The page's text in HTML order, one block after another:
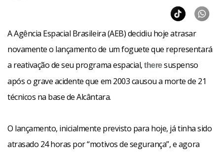
A Agência Espacial Brasileira (AEB) decidiu hoje atrasar
novamente o lançamento de um foguete que representará
a reativação de seu programa espacial,theresuspenso
após o grave acidente que em 2003 causou a morte de 21
técnicos na base de Alcântara.
O lançamento, inicialmente previsto para hoje, já tinha sido
atrasado 24 horas por “motivos de segurança”, e agora